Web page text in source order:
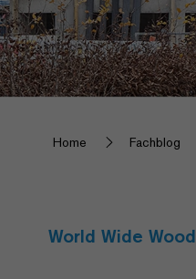
Home Fachblog
World Wide Wood